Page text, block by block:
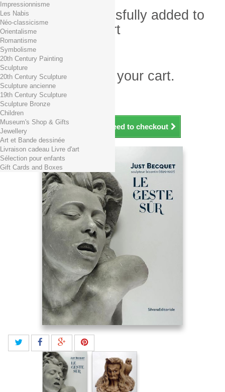
Product successfully added to
your shopping cart
Quantity
Total
There is 1 item in your cart.
Total products (tax incl.)
Total shipping TTC
Total (tax incl.)
Continue shopping Proceed to checkout
Impressionnisme
Les Nabis
Néo-classicisme
Orientalisme
Romantisme
Symbolisme
20th Century Painting
Sculpture
20th Century Sculpture
Sculpture ancienne
19th Century Sculpture
Sculpture Bronze
Children
Museum's Shop & Gifts
Jewellery
Art et Bande dessinée
Livraison cadeau Livre d'art
Sélection pour enfants
Gift Cards and Boxes